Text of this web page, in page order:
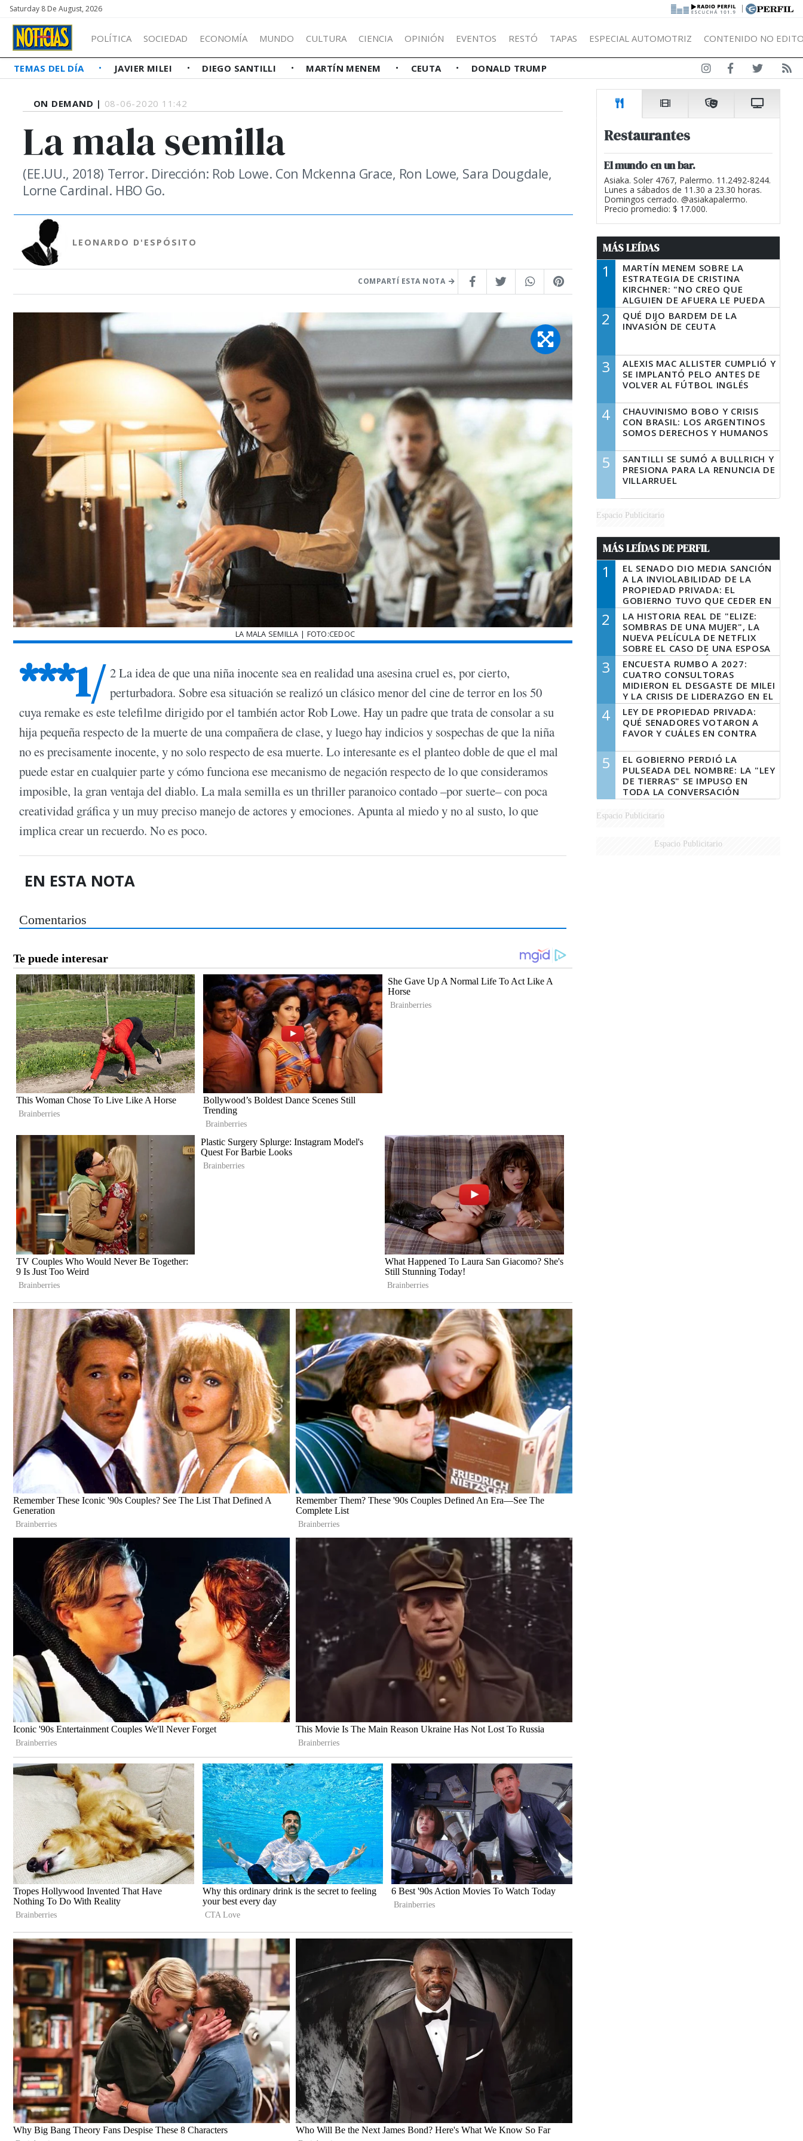
Saturday 8 De August, 2026 |
POLÍTICA SOCIEDAD ECONOMÍA MUNDO CULTURA CIENCIA OPINIÓN EVENTOS RESTÓ TAPAS ESPECIAL AUTOMOTRIZ CONTENIDO NO
TEMAS DEL DÍA JAVIER MILEI DIEGO SANTILLI MARTÍN MENEM CEUTA DONALD TRUMP
ON DEMAND | 08-06-2020 11:42
La mala semilla
(EE.UU., 2018) Terror. Dirección: Rob Lowe. Con Mckenna Grace, Ron Lowe, Sara Dougdale,
Lorne Cardinal. HBO Go.
LEONARDO D'ESPÓSITO
COMPARTÍ ESTA NOTA
LA MALA SEMILLA | FOTO:CEDOC
***1/ 2 La idea de que una niña inocente sea en realidad una asesina cruel es, por cierto,
perturbadora. Sobre esa situación se realizó un clásico menor del cine de terror en los 50
cuya remake es este telefilme dirigido por el también actor Rob Lowe. Hay un padre que trata de consolar a su
hija pequeña respecto de la muerte de una compañera de clase, y luego hay indicios y sospechas de que la niña
no es precisamente inocente, y no solo respecto de esa muerte. Lo interesante es el planteo doble de que el mal
puede estar en cualquier parte y cómo funciona ese mecanismo de negación respecto de lo que consideramos
imposible, la gran ventaja del diablo. La mala semilla es un thriller paranoico contado –por suerte– con poca
creatividad gráfica y un muy preciso manejo de actores y emociones. Apunta al miedo y no al susto, lo que
implica crear un recuerdo. No es poco.
EN ESTA NOTA
Comentarios
Restaurantes
El mundo en un bar.
Asiaka. Soler 4767, Palermo. 11.2492-8244.
Lunes a sábados de 11.30 a 23.30 horas.
Domingos cerrado. @asiakapalermo.
Precio promedio: $ 17.000.
MÁS LEÍDAS
1
MARTÍN MENEM SOBRE LA
ESTRATEGIA DE CRISTINA
KIRCHNER: "NO CREO QUE
ALGUIEN DE AFUERA LE PUEDA
DECIR A LA JUSTICIA LO QUE
TIENE QUE HACER"
2
QUÉ DIJO BARDEM DE LA
INVASIÓN DE CEUTA
3
ALEXIS MAC ALLISTER CUMPLIÓ Y
SE IMPLANTÓ PELO ANTES DE
VOLVER AL FÚTBOL INGLÉS
4
CHAUVINISMO BOBO Y CRISIS
CON BRASIL: LOS ARGENTINOS
SOMOS DERECHOS Y HUMANOS
5
SANTILLI SE SUMÓ A BULLRICH Y
PRESIONA PARA LA RENUNCIA DE
VILLARRUEL
Espacio Publicitario
MÁS LEÍDAS DE PERFIL
1
EL SENADO DIO MEDIA SANCIÓN
A LA INVIOLABILIDAD DE LA
PROPIEDAD PRIVADA: EL
GOBIERNO TUVO QUE CEDER EN
LA LEY DEL MANEJO DEL FUEGO
2
LA HISTORIA REAL DE "ELIZE:
SOMBRAS DE UNA MUJER", LA
NUEVA PELÍCULA DE NETFLIX
SOBRE EL CASO DE UNA ESPOSA
QUE DESCUARTIZÓ A SU
MARIDO
3
ENCUESTA RUMBO A 2027:
CUATRO CONSULTORAS
MIDIERON EL DESGASTE DE MILEI
Y LA CRISIS DE LIDERAZGO EN EL
PERONISMO
4
LEY DE PROPIEDAD PRIVADA:
QUÉ SENADORES VOTARON A
FAVOR Y CUÁLES EN CONTRA
5
EL GOBIERNO PERDIÓ LA
PULSEADA DEL NOMBRE: LA "LEY
DE TIERRAS" SE IMPUSO EN
TODA LA CONVERSACIÓN
DIGITAL
Espacio Publicitario
Espacio Publicitario